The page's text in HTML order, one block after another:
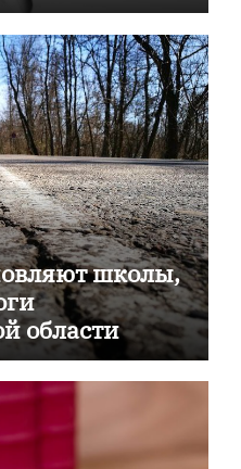
школы,
области